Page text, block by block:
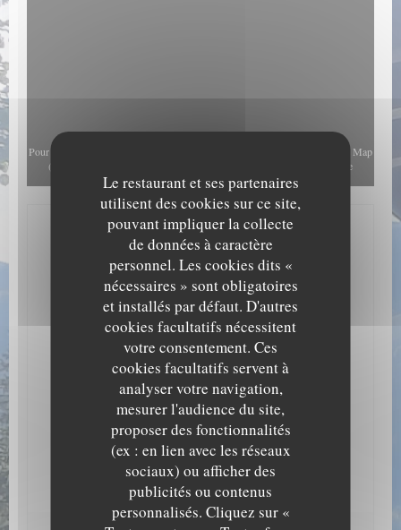
Le restaurant et ses partenaires
utilisent des cookies sur ce site,
pouvant impliquer la collecte
de données à caractère
personnel. Les cookies dits «
nécessaires » sont obligatoires
et installés par défaut. D'autres
cookies facultatifs nécessitent
votre consentement. Ces
cookies facultatifs servent à
analyser votre navigation,
mesurer l'audience du site,
proposer des fonctionnalités
(ex : en lien avec les réseaux
sociaux) ou afficher des
publicités ou contenus
personnalisés. Cliquez sur «
Pour afficher la carte interactive Waze, vous devez accepter les cookies Waze Map
(Google). Ces cookies peuvent collecter des données de navigation et de
localisation.
Autoriser
Infos pratiques
Cuisine
Traditionnelle Savoyarde, Cuisine du marché
Type de restaurant
Restaurant Savoyard, Restaurant Traditionnel
Services
Privatisation, Accès Wifi, Terrasse couverte
Moyens de paiement
Eurocard/Mastercard, Espèces, Visa, Chèques, Carte
Bleue